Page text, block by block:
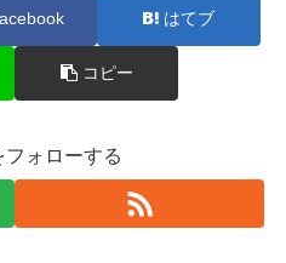
はてブ
コピー
ォローする